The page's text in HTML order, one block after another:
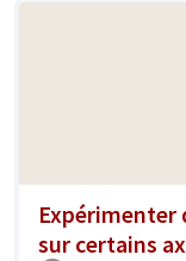
Expérimenter
sur certains